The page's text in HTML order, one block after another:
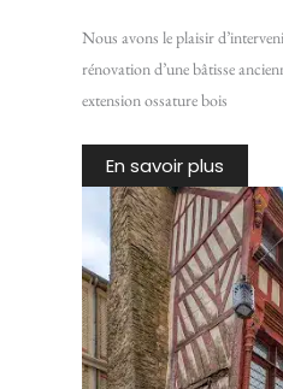
Nous avons le plaisir
rénovation d’une bâtisse
extension ossature bois
En savoir plus